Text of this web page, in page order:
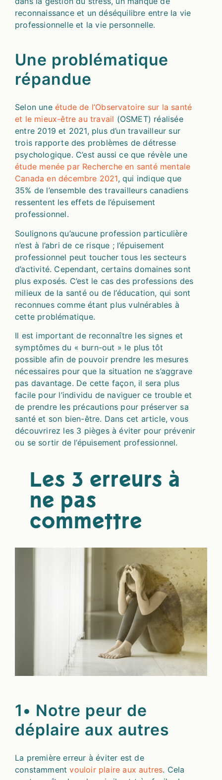
reconnaissance et un déséquilibre entre la vie
professionnelle et la vie personnelle.
Une problématique
répandue
Selon une étude de l’Observatoire sur la santé
et le mieux-être au travail (OSMET) réalisée
entre 2019 et 2021, plus d’un travailleur sur
trois rapporte des problèmes de détresse
psychologique. C’est aussi ce que révèle une
étude menée par Recherche en santé mentale
Canada en décembre 2021, qui indique que
35% de l’ensemble des travailleurs canadiens
ressentent les effets de l’épuisement
professionnel.
Soulignons qu’aucune profession particulière
n’est à l’abri de ce risque ; l’épuisement
professionnel peut toucher tous les secteurs
d’activité. Cependant, certains domaines sont
plus exposés. C’est le cas des professions des
milieux de la santé ou de l’éducation, qui sont
reconnues comme étant plus vulnérables à
cette problématique.
Il est important de reconnaître les signes et
symptômes​ du « burn-out » le plus tôt
possible afin de ​pouvoir prendre les mesures
nécessaires pour que la situation ne s’aggrave
pas davantage. De cette façon, il sera plus
facile pour l’individu de naviguer ce trouble et
de prendre les précautions pour préserver sa
santé et son bien-être. Dans cet article, vous
découvrirez les 3 pièges à éviter pour prévenir
ou se sortir de l’épuisement professionnel.
Les 3 erreurs à
ne pas
commettre
1• Notre peur de
déplaire aux autres
La première erreur à éviter est de
constammentvouloir plaire aux autres. Cela